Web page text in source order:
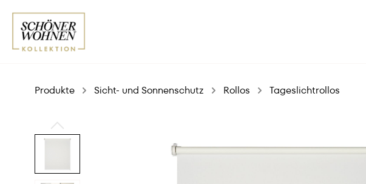
Produkte Sicht- und Sonnenschutz Rollos Tageslichtrollos